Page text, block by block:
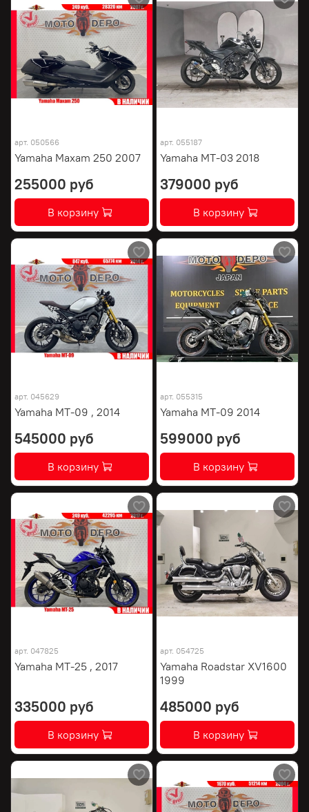
арт. 050566
Yamaha Maxam 250 2007
255000 руб
В корзину
арт. 055187
Yamaha MT-03 2018
379000 руб
В корзину
арт. 045629
Yamaha MT-09 , 2014
545000 руб
В корзину
арт. 055315
Yamaha MT-09 2014
599000 руб
В корзину
арт. 047825
Yamaha MT-25 , 2017
335000 руб
В корзину
арт. 054725
Yamaha Roadstar XV1600
1999
485000 руб
В корзину